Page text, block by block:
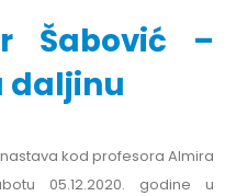
Šabović –
daljinu
kod profesora Almira
05.12.2020. godine u